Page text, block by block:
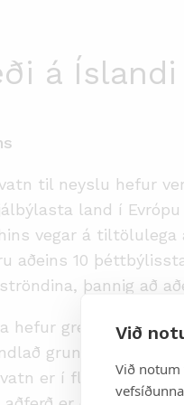
Við
Við
á Íslandi
til neyslu hefur
land í
vegar á
aðeins 10
þannig að
hefur greiðan
grunnvatn. Það
er í flestum